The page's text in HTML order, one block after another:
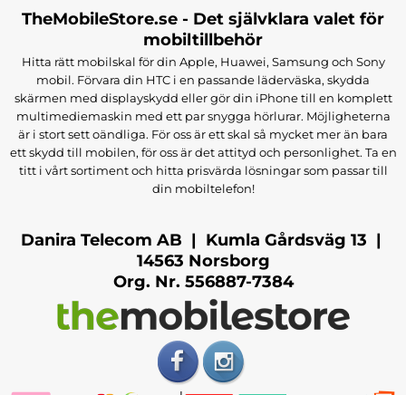
TheMobileStore.se - Det självklara valet för
mobiltillbehör
Hitta rätt mobilskal för din Apple, Huawei, Samsung och Sony
mobil. Förvara din HTC i en passande läderväska, skydda
skärmen med displayskydd eller gör din iPhone till en komplett
multimediemaskin med ett par snygga hörlurar. Möjligheterna
är i stort sett oändliga. För oss är ett skal så mycket mer än bara
ett skydd till mobilen, för oss är det attityd och personlighet. Ta en
titt i vårt sortiment och hitta prisvärda lösningar som passar till
din mobiltelefon!
Danira Telecom AB | Kumla Gårdsväg 13 |
14563 Norsborg
Org. Nr. 556887-7384